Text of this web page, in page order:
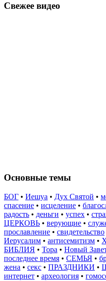
Свежее видео
Основные темы
БОГ • Иешуа • Дух Святой •
спасение • исцеление •
радость • деньги • успех •
ЦЕРКОВЬ • верующие •
прославление • свидетельство
Иерусалим • антисемитизм •
БИБЛИЯ • Тора • Новый
последнее время • СЕМЬЯ •
жена • секс • ПРАЗДНИКИ •
интернет • археология •